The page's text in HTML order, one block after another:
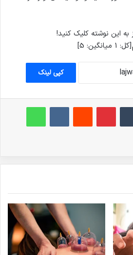
به این نوشته کلیک کنید!
[کل: 1 میانگین: 5
]
کپی لینک
‫تامبلر ‫پین‌ترست‫رددیت ‫VKontakteواتس آپ